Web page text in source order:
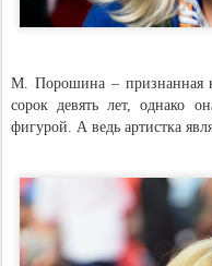
М. Порошина – признанная
сорок девять лет, однако
фигурой. А ведь артистка